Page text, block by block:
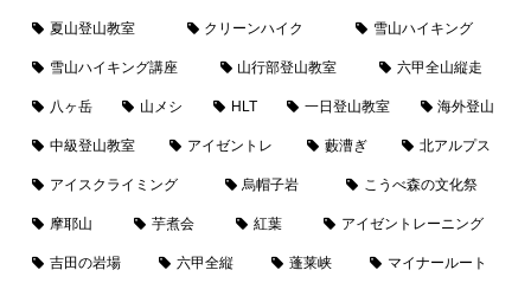
夏山登山教室 クリーンハイク 雪山ハイキング
雪山ハイキング講座 山行部登山教室 六甲全山縦走
八ヶ岳 山メシ HLT 一日登山教室 海外登山
中級登山教室 アイゼントレ 藪漕ぎ 北アルプス
アイスクライミング 烏帽子岩 こうべ森の文化祭
摩耶山 芋煮会 紅葉 アイゼントレーニング
吉田の岩場 六甲全縦 蓬莱峡 マイナールート